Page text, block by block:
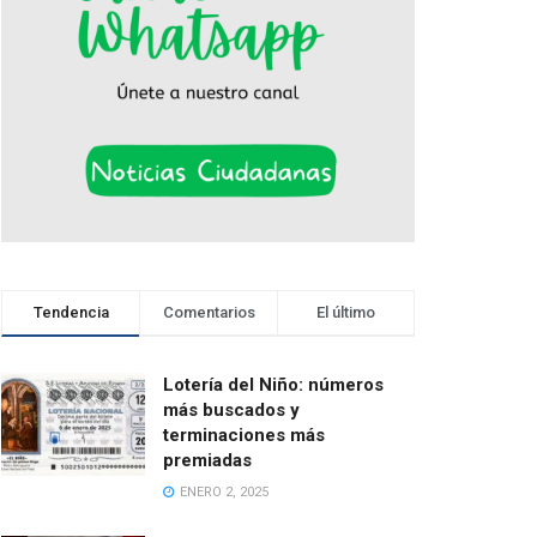
Tendencia Comentarios El último
Lotería del Niño: números
más buscados y
terminaciones más
premiadas
ENERO 2, 2025